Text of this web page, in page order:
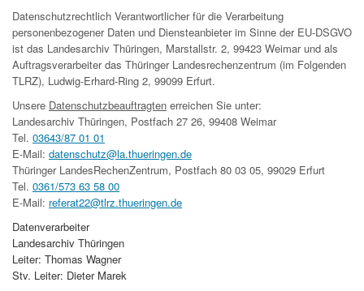
Datenschutzrechtlich Verantwortlicher für die Verarbeitung
personenbezogener Daten und Diensteanbieter im Sinne der EU-DSGVO
ist das Landesarchiv Thüringen, Marstallstr. 2, 99423 Weimar und als
Auftragsverarbeiter das Thüringer Landesrechenzentrum (im Folgenden
TLRZ), Ludwig-Erhard-Ring 2, 99099 Erfurt.
Unsere Datenschutzbeauftragten erreichen Sie unter:
Landesarchiv Thüringen, Postfach 27 26, 99408 Weimar
Tel. 03643/87 01 01
E-Mail: datenschutz@la.thueringen.de
Thüringer LandesRechenZentrum, Postfach 80 03 05, 99029 Erfurt
Tel. 0361/573 63 58 00
E-Mail: referat22@tlrz.thueringen.de
Datenverarbeiter
Landesarchiv Thüringen
Leiter: Thomas Wagner
Stv. Leiter: Dieter Marek